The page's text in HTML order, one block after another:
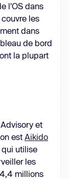
l'OS dans
les
dans
de bord
la plupart
et
est Aikido
qui utilise
les
millions